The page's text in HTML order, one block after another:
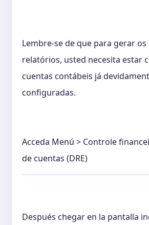
Lembre-se de que para gerar os
relatórios, usted necesita estar
cuentas contábeis já
configuradas.
Acceda Menú > Controle
de cuentas (DRE)
Después chegar en la pantalla